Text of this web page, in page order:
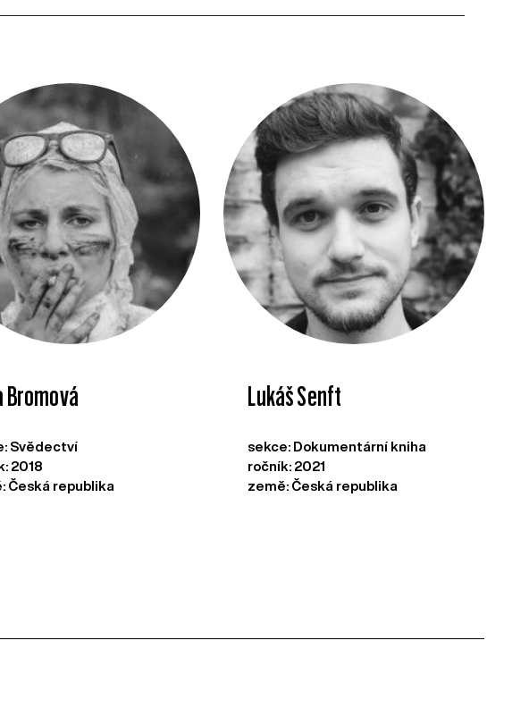
Bromová
Svědectví
2018
Česká republika
Lukáš Senft
sekce: Dokumentární kniha
ročník: 2021
země: Česká republika